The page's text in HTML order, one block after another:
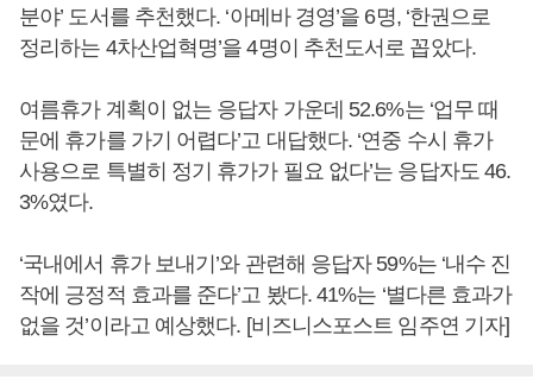
분야’ 도서를 추천했다. ‘아메바 경영’을 6명, ‘한권으로
정리하는 4차산업혁명’을 4명이 추천도서로 꼽았다.
여름휴가 계획이 없는 응답자 가운데 52.6%는 ‘업무 때
문에 휴가를 가기 어렵다’고 대답했다. ‘연중 수시 휴가
사용으로 특별히 정기 휴가가 필요 없다’는 응답자도 46.
3%였다.
‘국내에서 휴가 보내기’와 관련해 응답자 59%는 ‘내수 진
작에 긍정적 효과를 준다’고 봤다. 41%는 ‘별다른 효과가
없을 것’이라고 예상했다. [비즈니스포스트 임주연 기자]